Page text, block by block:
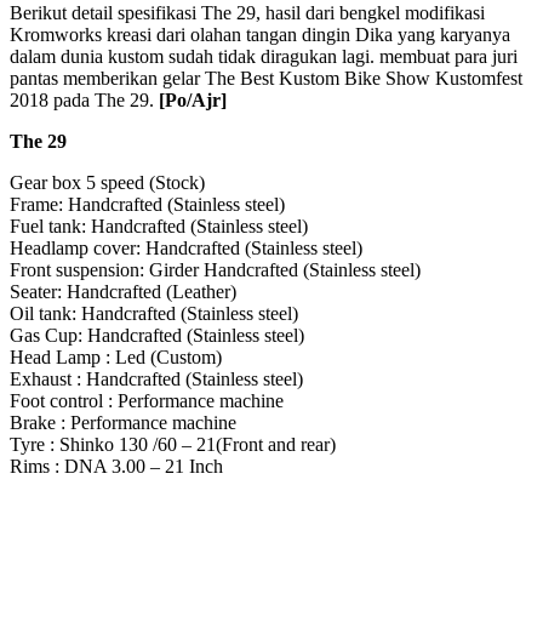
Berikut detail spesifikasi The 29, hasil dari bengkel modifikasi
Kromworks kreasi dari olahan tangan dingin Dika yang karyanya
dalam dunia kustom sudah tidak diragukan lagi. membuat para juri
pantas memberikan gelar The Best Kustom Bike Show Kustomfest
2018 pada The 29. [Po/Ajr]
The 29
Gear box 5 speed (Stock)
Frame: Handcrafted (Stainless steel)
Fuel tank: Handcrafted (Stainless steel)
Headlamp cover: Handcrafted (Stainless steel)
Front suspension: Girder Handcrafted (Stainless steel)
Seater: Handcrafted (Leather)
Oil tank: Handcrafted (Stainless steel)
Gas Cup: Handcrafted (Stainless steel)
Head Lamp : Led (Custom)
Exhaust : Handcrafted (Stainless steel)
Foot control : Performance machine
Brake : Performance machine
Tyre : Shinko 130 /60 – 21(Front and rear)
Rims : DNA 3.00 – 21 Inch